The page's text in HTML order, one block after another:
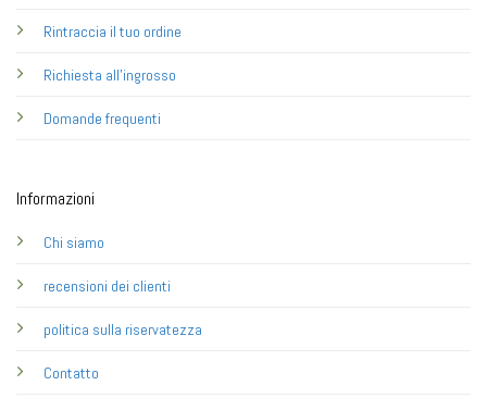
Rintraccia il tuo ordine
Richiesta all'ingrosso
Domande frequenti
Informazioni
Chi siamo
recensioni dei clienti
politica sulla riservatezza
Contatto